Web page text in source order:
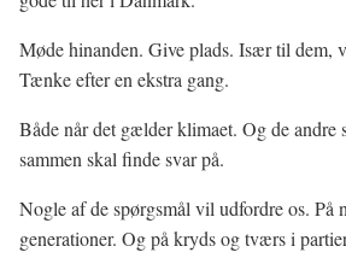
Møde hinanden. Give plads. Især til dem,
Tænke efter en ekstra gang.
Både når det gælder klimaet. Og de andre
sammen skal finde svar på.
Nogle af de spørgsmål vil udfordre os. På
generationer. Og på kryds og tværs i